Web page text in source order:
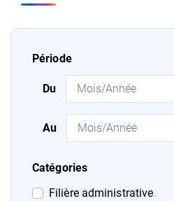
Filtrer les publicités
Période
Du
Au
Catégories
Filière administrative